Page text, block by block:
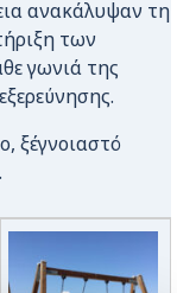
ανακάλυψαν τη
των
γωνιά της
ξέγνοιαστό